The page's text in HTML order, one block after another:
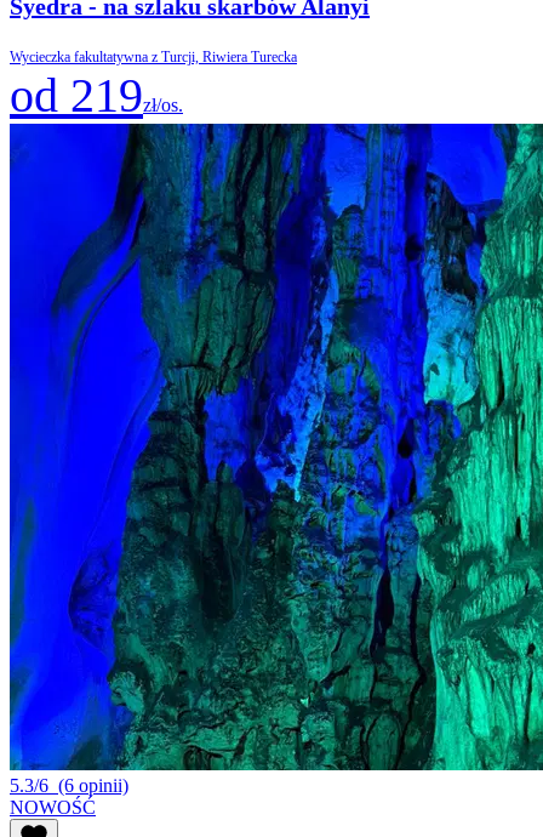
Syedra - na szlaku skarbów Alanyi
Wycieczka fakultatywna z Turcji, Riwiera Turecka
od 219zł/os.
5.3/6 (6 opinii)
NOWOŚĆ